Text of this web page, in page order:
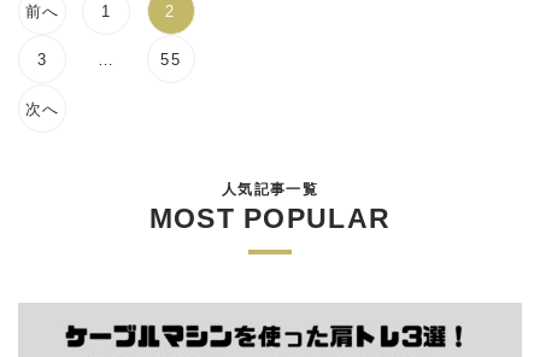
前へ 1 2
3 55
次へ
人気記事一覧
MOST POPULAR